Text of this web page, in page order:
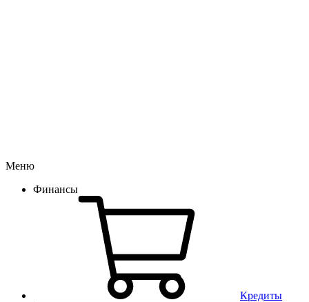
Меню
Финансы
Кредиты